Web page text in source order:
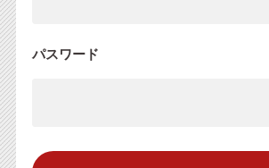
パスワード